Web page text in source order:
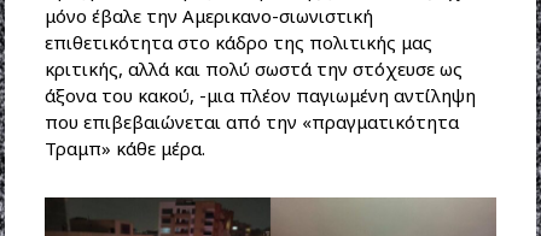
μόνο έβαλε την Αμερικανο-σιωνιστική
επιθετικότητα στο κάδρο της πολιτικής μας
κριτικής, αλλά και πολύ σωστά την στόχευσε ως
άξονα του κακού, -μια πλέον παγιωμένη αντίληψη
που επιβεβαιώνεται από την «πραγματικότητα
Τραμπ» κάθε μέρα.